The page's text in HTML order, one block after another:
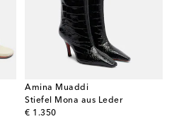
Amina Muaddi
Stiefel Mona aus Leder
€ 1.350
original price